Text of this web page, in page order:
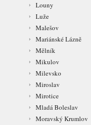
Louny
Luže
Malešov
Mariánské Lázně
Mělník
Mikulov
Milevsko
Miroslav
Mirotice
Mladá Boleslav
Moravský Krumlov